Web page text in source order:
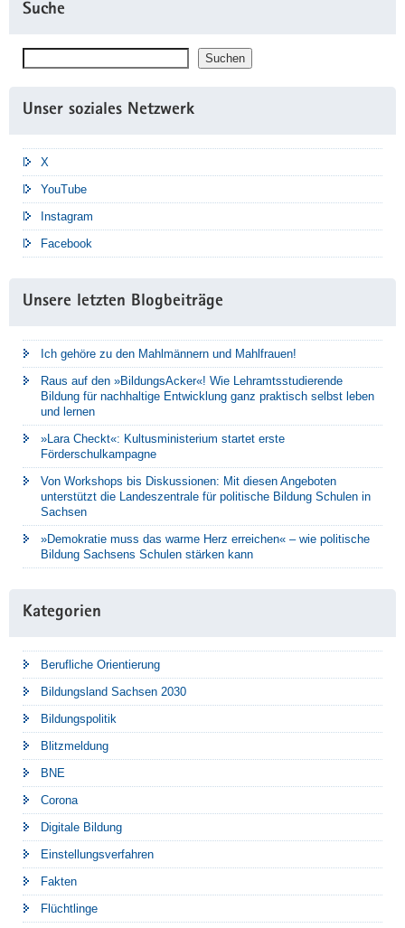
Suche
Suchen
Unser soziales Netzwerk
X
YouTube
Instagram
Facebook
Unsere letzten Blogbeiträge
Ich gehöre zu den Mahlmännern und Mahlfrauen!
Raus auf den »BildungsAcker«! Wie Lehramtsstudierende
Bildung für nachhaltige Entwicklung ganz praktisch selbst leben
und lernen
»Lara Checkt«: Kultusministerium startet erste
Förderschulkampagne
Von Workshops bis Diskussionen: Mit diesen Angeboten
unterstützt die Landeszentrale für politische Bildung Schulen in
Sachsen
»Demokratie muss das warme Herz erreichen« – wie politische
Bildung Sachsens Schulen stärken kann
Kategorien
Berufliche Orientierung
Bildungsland Sachsen 2030
Bildungspolitik
Blitzmeldung
BNE
Corona
Digitale Bildung
Einstellungsverfahren
Fakten
Flüchtlinge